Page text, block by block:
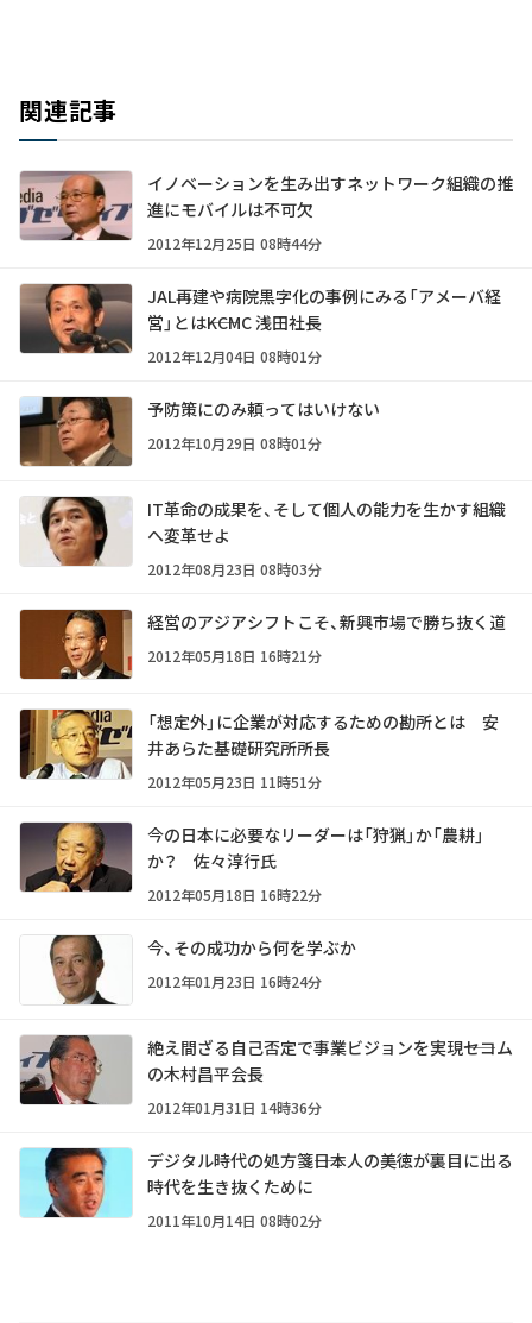
関連記事
イノベーションを生み出すネットワーク組織の推
進にモバイルは不可欠
2012年12月25日 08時44分
JAL再建や病院黒字化の事例にみる「アメーバ経
営」とは――KCMC 浅田社長
2012年12月04日 08時01分
予防策にのみ頼ってはいけない
2012年10月29日 08時01分
IT革命の成果を、そして個人の能力を生かす組織
へ変革せよ
2012年08月23日 08時03分
経営のアジアシフトこそ、新興市場で勝ち抜く道
2012年05月18日 16時21分
「想定外」に企業が対応するための勘所とは 安
井あらた基礎研究所所長
2012年05月23日 11時51分
今の日本に必要なリーダーは「狩猟」か「農耕」
か？ 佐々淳行氏
2012年05月18日 16時22分
今、その成功から何を学ぶか
2012年01月23日 16時24分
絶え間ざる自己否定で事業ビジョンを実現――セコム
の木村昌平会長
2012年01月31日 14時36分
デジタル時代の処方箋――日本人の美徳が裏目に出る
時代を生き抜くために
2011年10月14日 08時02分